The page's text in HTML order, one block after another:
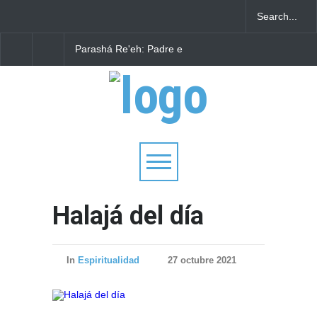
Parashá Re'eh: Padre e
contra el director
Halajá del día
In Espiritualidad 27 octubre 2021